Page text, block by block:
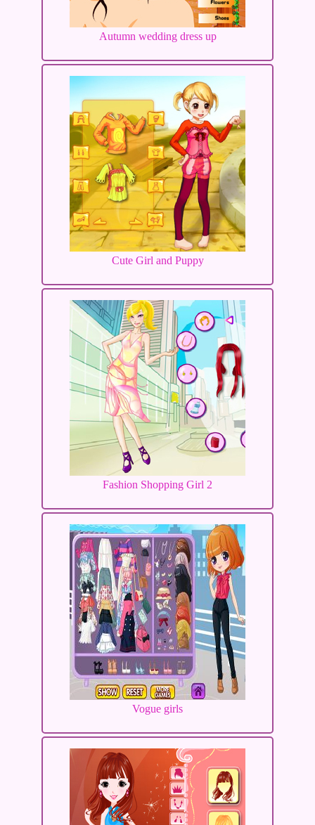
Autumn wedding dress up
Cute Girl and Puppy
Fashion Shopping Girl 2
Vogue girls